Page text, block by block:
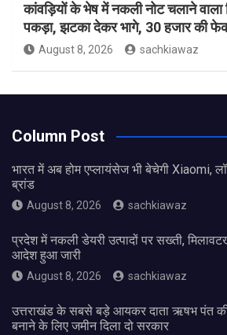
कांवड़ियों के भेष में नकली नोट चलाने वाला
पकड़ा, झटका देकर भागे, 30 हजार की
August 8, 2026 sachkiawaz
Column Post
भारत में अब होम एप्लायंसेज भी बेचेगी Xiaomi,
ब्रांड
August 8, 2026 sachkiawaz
प्रदेश में नकली डेयरी उत्पादों पर सख्ती,
आदेश हुआ जारी
August 8, 2026 sachkiawaz
उत्तराखंड के सबसे बड़े आयकर दाता ऋषभ पंत की
बनाने के लिए जमीन दिला दो सरकार